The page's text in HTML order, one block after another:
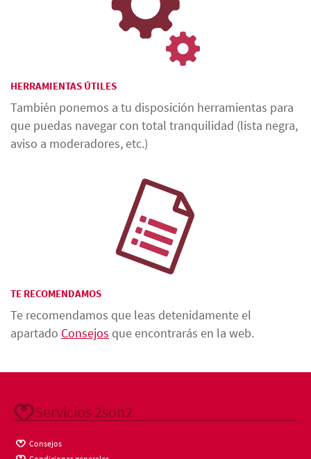
HERRAMIENTAS ÚTILES
También ponemos a tu disposición herramientas para
que puedas navegar con total tranquilidad (lista negra,
aviso a moderadores, etc.)
TE RECOMENDAMOS
Te recomendamos que leas detenidamente el
apartado Consejos que encontrarás en la web.
Servicios 2son2
Consejos